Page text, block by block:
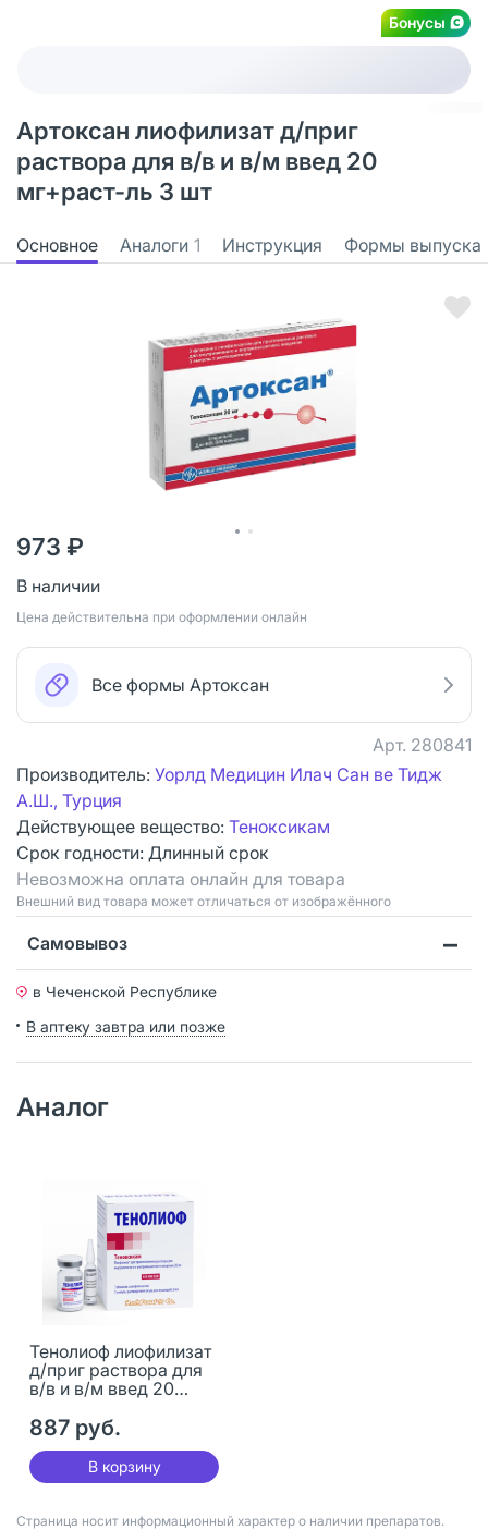
Бонусы
Артоксан лиофилизат д/приг
раствора для в/в и в/м введ 20
мг+раст-ль 3 шт
Основное Аналоги 1 Инструкция Формы выпуска
973 ₽
В наличии
Цена действительна при оформлении онлайн
Все формы Артоксан
Арт. 280841
Производитель: Уорлд Медицин Илач Сан ве Тидж
А.Ш., Турция
Действующее вещество: Теноксикам
Срок годности: Длинный срок
Невозможна оплата онлайн для товара
Bнешний вид товара может отличаться от изображённого
Самовывоз
в Чеченской Республике
В аптеку завтра или позже
Аналог
Тенолиоф лиофилизат
д/приг раствора для
в/в и в/м введ 20
887 руб.
В корзину
Страница носит информационный характер о наличии препаратов.